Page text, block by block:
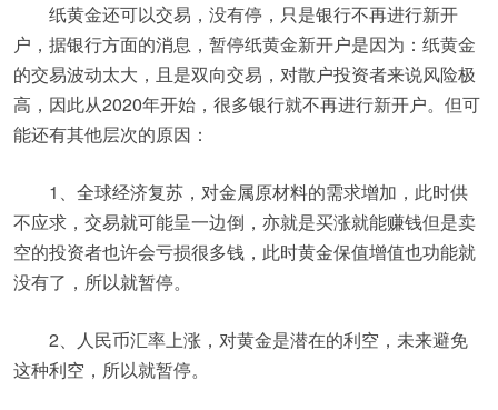
纸黄金还可以交易，没有停，只是银行不再进行新开
户，据银行方面的消息，暂停纸黄金新开户是因为：纸黄金
的交易波动太大，且是双向交易，对散户投资者来说风险极
高，因此从2020年开始，很多银行就不再进行新开户。但可
能还有其他层次的原因：
1、全球经济复苏，对金属原材料的需求增加，此时供
不应求，交易就可能呈一边倒，亦就是买涨就能赚钱但是卖
空的投资者也许会亏损很多钱，此时黄金保值增值也功能就
没有了，所以就暂停。
2、人民币汇率上涨，对黄金是潜在的利空，未来避免
这种利空，所以就暂停。